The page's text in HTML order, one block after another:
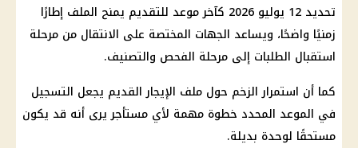
تحديد 12 يوليو 2026 كآخر موعد للتقديم يمنح الملف إطارًا
زمنيًا واضحًا، ويساعد الجهات المختصة على الانتقال من مرحلة
استقبال الطلبات إلى مرحلة الفحص والتصنيف.
كما أن استمرار الزخم حول ملف الإيجار القديم يجعل التسجيل
في الموعد المحدد خطوة مهمة لأي مستأجر يرى أنه قد يكون
مستحقًا لوحدة بديلة.